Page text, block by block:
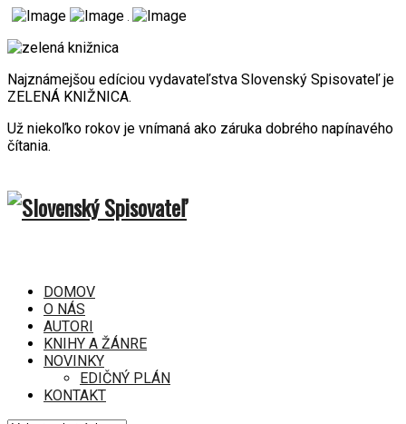
Najznámejšou edíciou vydavateľstva Slovenský Spisovateľ je
ZELENÁ KNIŽNICA.
Už niekoľko rokov je vnímaná ako záruka dobrého napínavého
čítania.
DOMOV
O NÁS
AUTORI
KNIHY A ŽÁNRE
NOVINKY
EDIČNÝ PLÁN
KONTAKT